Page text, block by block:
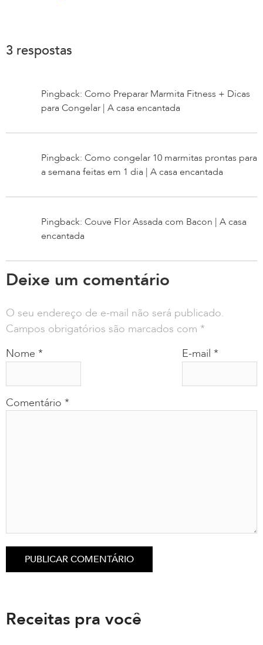
3 respostas
Pingback: Como Preparar Marmita Fitness + Dicas
para Congelar | A casa encantada
Pingback: Como congelar 10 marmitas prontas para
a semana feitas em 1 dia | A casa encantada
Pingback: Couve Flor Assada com Bacon | A casa
encantada
Deixe um comentário
O seu endereço de e-mail não será publicado.
Campos obrigatórios são marcados com *
Comentário *
Nome * E-mail *
Receitas pra você